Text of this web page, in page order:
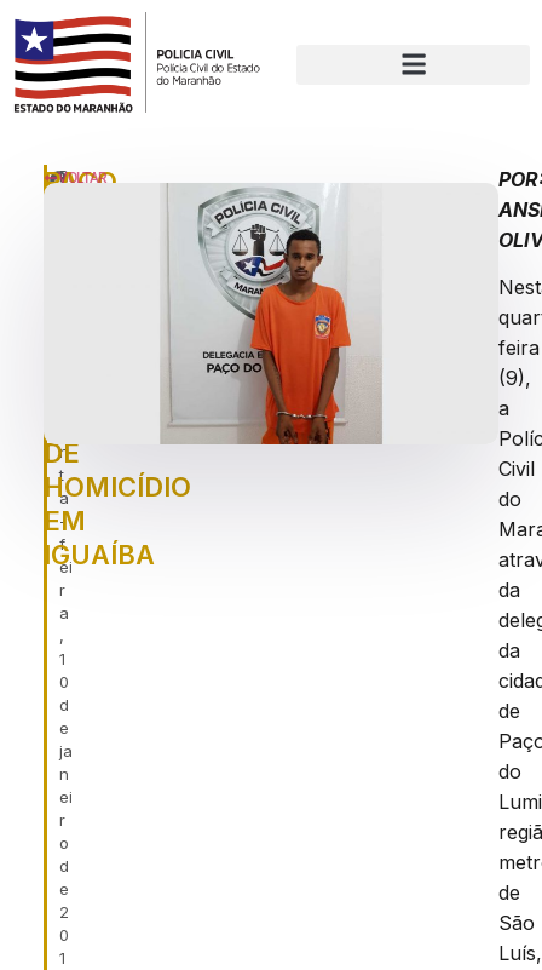
P
n
t
a
-
f
ei
r
a
,
1
0
d
e
ja
n
ei
r
o
d
e
2
0
1
PAÇO
SUSPEITO
DE
HOMICÍDIO
EM
IGUAÍBA
VOLTAR
feira
(9),
a
Civil
do
da
da
de
do
de
São
Luís,